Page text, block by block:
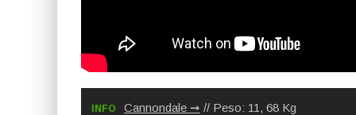
INFO Cannondale // Peso: 11, 68 Kg